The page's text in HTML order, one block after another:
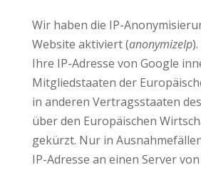
Wir haben die IP-
Website aktiviert (anonymizeIp
Ihre IP-Adresse von Google
Mitgliedstaaten der
in anderen Vertragsstaaten
über den Europäischen
gekürzt. Nur in
IP-Adresse an einen Server